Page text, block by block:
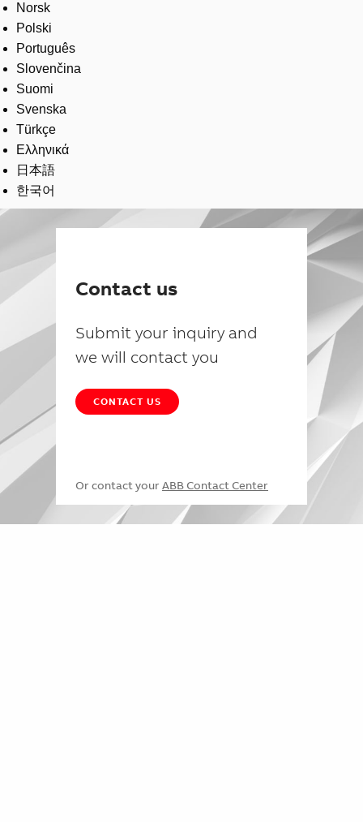
Norsk
Polski
Português
Slovenčina
Suomi
Svenska
Türkçe
Ελληνικά
日本語
한국어
Contact us
Submit your inquiry and
we will contact you
CONTACT US
Or contact your ABB Contact Center